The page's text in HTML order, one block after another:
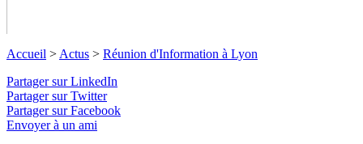
Réunion d'Information à Lyon
Accueil > Actus > Réunion d'Information à Lyon
Partager sur LinkedIn
Partager sur Twitter
Partager sur Facebook
Envoyer à un ami